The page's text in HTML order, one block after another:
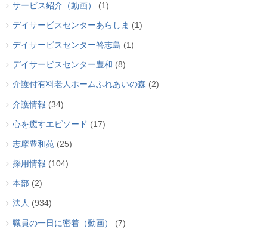
サービス紹介（動画） (1)
デイサービスセンターあらしま (1)
デイサービスセンター答志島 (1)
デイサービスセンター豊和 (8)
介護付有料老人ホームふれあいの森 (2)
介護情報 (34)
心を癒すエピソード (17)
志摩豊和苑 (25)
採用情報 (104)
本部 (2)
法人 (934)
職員の一日に密着（動画） (7)